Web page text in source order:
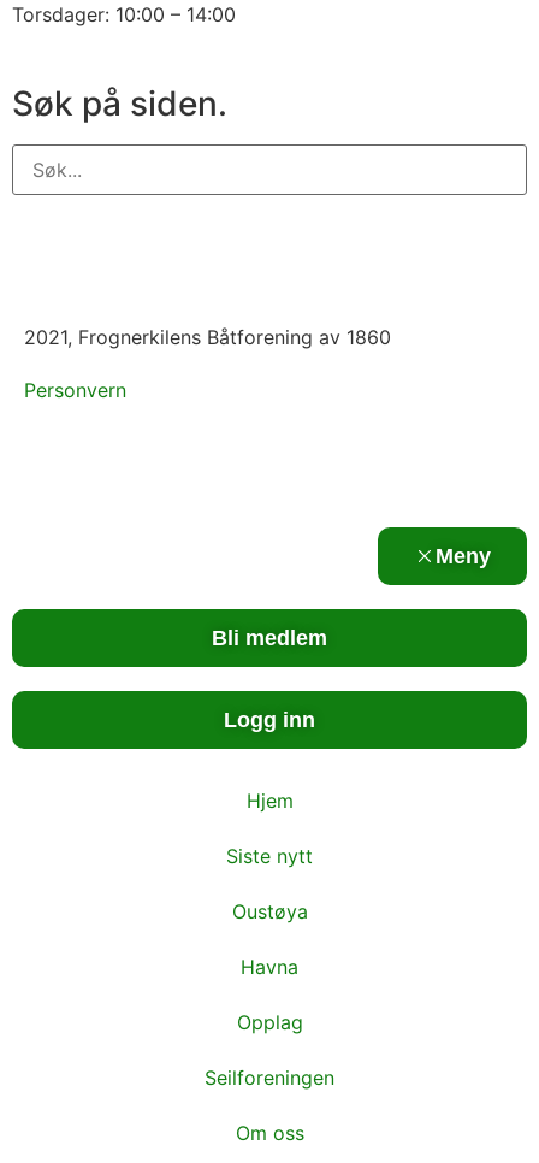
Torsdager: 10:00 – 14:00
Søk på siden.
2021, Frognerkilens Båtforening av 1860
Personvern
Meny
Bli medlem
Logg inn
Hjem
Siste nytt
Oustøya
Havna
Opplag
Seilforeningen
Om oss